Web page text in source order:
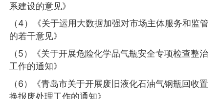
系建设的意见》
（4）《关于运用大数据加强对市场主体服务和监管
的若干意见》
（5）《关于开展危险化学品气瓶安全专项检查整治
工作的通知》
（6）《青岛市关于开展废旧液化石油气钢瓶回收置
换报废处理工作的通知》